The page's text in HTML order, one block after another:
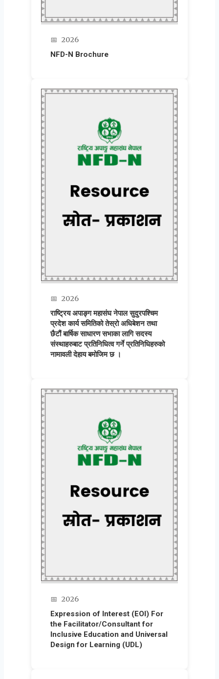
📅 2026
NFD-N Brochure
📅 2026
राष्ट्रिय अपाङ्ग महासंघ नेपाल सुदुरपश्चिम
प्रदेश कार्य समितिको तेस्रो अधिबेशन तथा
छैटौं बार्षिक साधारण सभाका लागि सदस्य
संस्थाहरुबाट प्रतिनिधित्व गर्ने प्रतिनिधिहरुको
नामावली देहाय बमोजिम छ ।
📅 2026
Expression of Interest (EOI) For
the Facilitator/Consultant for
Inclusive Education and Universal
Design for Learning (UDL)